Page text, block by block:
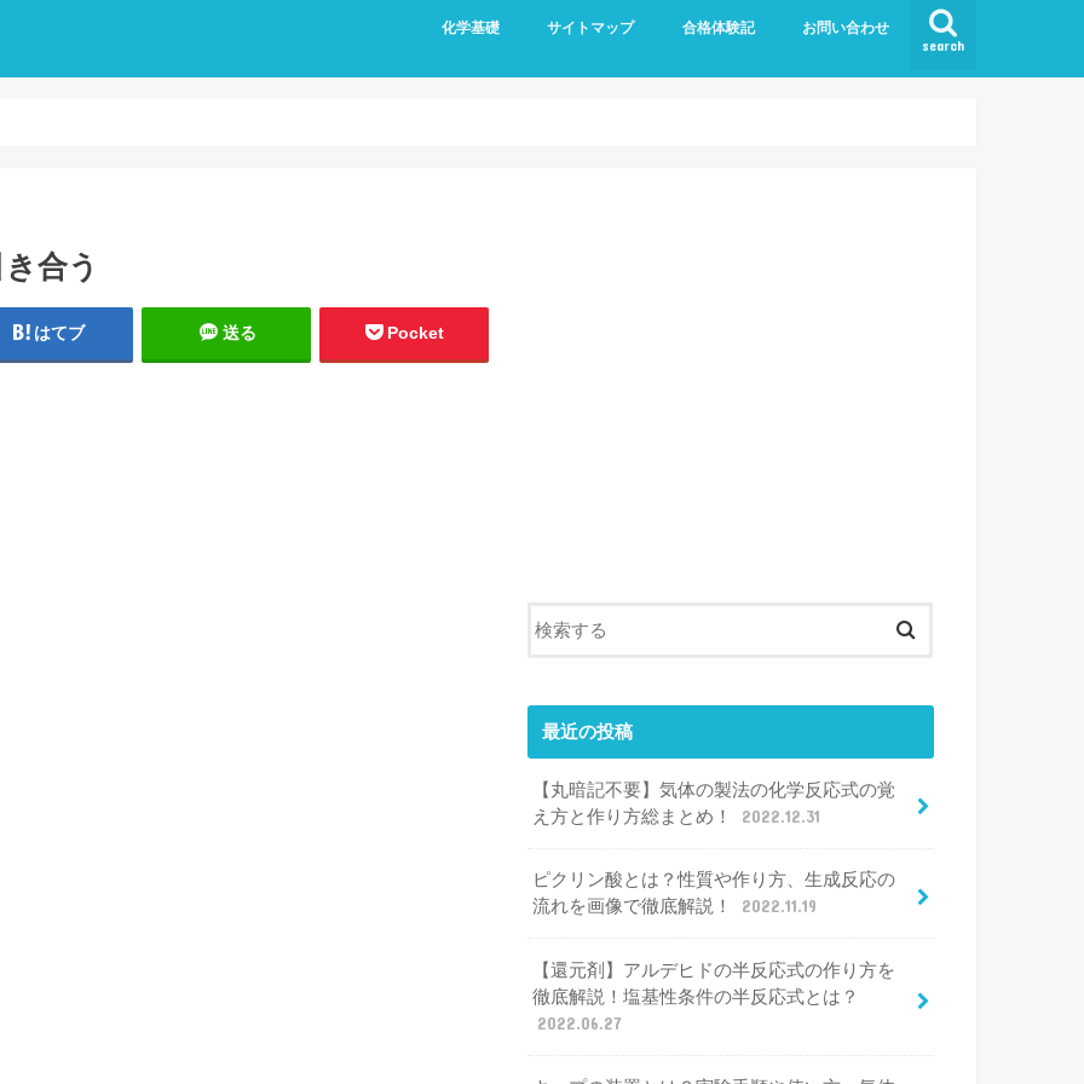
search
化学基礎 サイトマップ 合格体験記 お問い合わせ
合う
はてブ 送る Pocket
最近の投稿
【丸暗記不要】気体の製法の化学反応式の覚
え方と作り方総まとめ！
2022.12.31
ピクリン酸とは？性質や作り方、生成反応の
流れを画像で徹底解説！
2022.11.19
【還元剤】アルデヒドの半反応式の作り方を
徹底解説！塩基性条件の半反応式とは？
2022.06.27